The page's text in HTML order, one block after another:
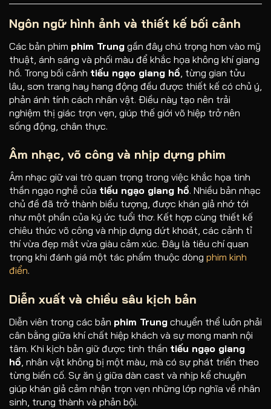
Ngôn ngữ hình ảnh và thiết kế bối cảnh
Các bản phim phim Trung gần đây chú trọng hơn vào mỹ
thuật, ánh sáng và phối màu để khắc họa không khí giang
hồ. Trong bối cảnh tiếu ngạo giang hồ , từng gian tửu
lâu, sơn trang hay hang động đều được thiết kế có chủ ý,
phản ánh tính cách nhân vật. Điều này tạo nên trải
nghiệm thị giác trọn vẹn, giúp thế giới võ hiệp trở nên
sống động, chân thực.
Âm nhạc, võ công và nhịp dựng phim
Âm nhạc giữ vai trò quan trọng trong việc khắc họa tinh
thần ngạo nghễ của tiếu ngạo giang hồ. Nhiều bản nhạc
chủ đề đã trở thành biểu tượng, được khán giả nhớ tới
như một phần của ký ức tuổi thơ. Kết hợp cùng thiết kế
chiêu thức võ công và nhịp dựng dứt khoát, các cảnh tỉ
thí vừa đẹp mắt vừa giàu cảm xúc. Đây là tiêu chí quan
trọng khi đánh giá một tác phẩm thuộc dòng phim kinh
điển.
Diễn xuất và chiều sâu kịch bản
Diễn viên trong các bản phim Trung chuyển thể luôn phải
cân bằng giữa khí chất hiệp khách và sự mong manh nội
tâm. Khi kịch bản giữ được tinh thần tiếu ngạo giang
hồ, nhân vật không bị một màu, mà có sự phát triển theo
từng biến cố. Sự ăn ý giữa dàn cast và nhịp kể chuyện
giúp khán giả cảm nhận trọn vẹn những lớp nghĩa về nhân
sinh, trung thành và phản bội.